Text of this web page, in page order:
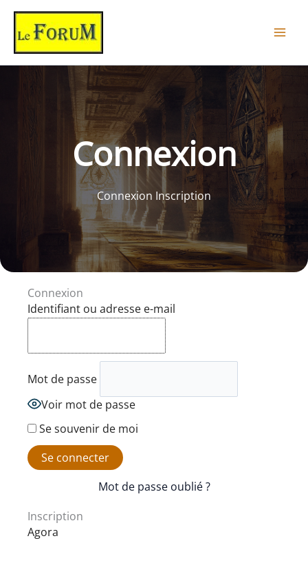
Aller
contenu
Connexion
Connexion Inscription
Connexion
Identifiant ou adresse e-mail
Mot de passe
Voir mot de passe
Se souvenir de moi
Mot de passe oublié ?
Inscription
Agora